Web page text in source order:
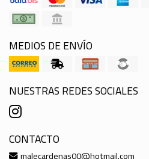
MEDIOS DE ENVÍO
NUESTRAS REDES SOCIALES
CONTACTO
malecardenas00@hotmail.com